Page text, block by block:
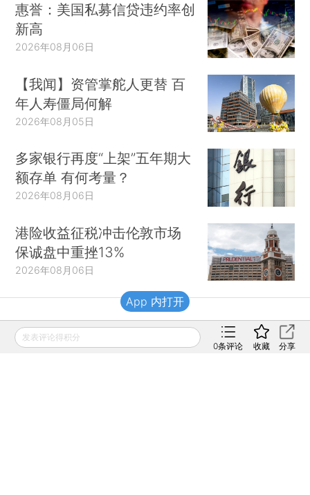
惠誉：美国私募信贷违约率创
新高
2026年08月06日
【我闻】资管掌舵人更替 百
年人寿僵局何解
2026年08月05日
多家银行再度“上架”五年期大
额存单 有何考量？
2026年08月06日
港险收益征税冲击伦敦市场
保诚盘中重挫13%
2026年08月06日
财新移动
发表评论得积分
0条评论 收藏 分享
App 内打开